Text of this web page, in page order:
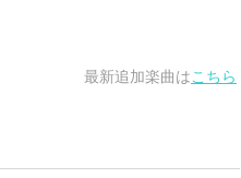
最新追加楽曲はこちら